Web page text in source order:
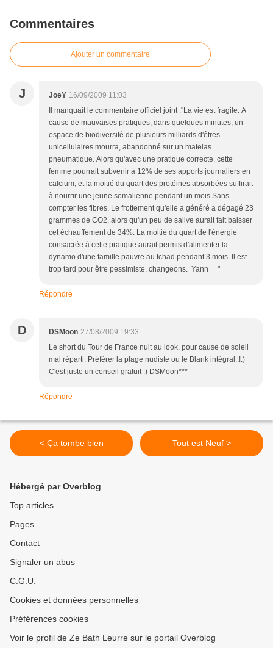
Commentaires
Ajouter un commentaire
J JoeY 16/09/2009 11:03
Il manquait le commentaire officiel joint :"La vie est fragile. A
cause de mauvaises pratiques, dans quelques minutes, un
espace de biodiversité de plusieurs milliards d'êtres
unicellulaires mourra, abandonné sur un matelas
pneumatique. Alors qu'avec une pratique correcte, cette
femme pourrait subvenir à 12% de ses apports journaliers en
calcium, et la moitié du quart des protéines absorbées suffirait
à nourrir une jeune somalienne pendant un mois.Sans
compter les fibres. Le frottement qu'elle a généré a dégagé 23
grammes de CO2, alors qu'un peu de salive aurait fait baisser
cet échauffement de 34%. La moitié du quart de l'énergie
consacrée à cette pratique aurait permis d'alimenter la
dynamo d'une famille pauvre au tchad pendant 3 mois. Il est
trop tard pour être pessimiste. changeons. Yann "
Répondre
D DSMoon 27/08/2009 19:33
Le short du Tour de France nuit au look, pour cause de soleil
mal réparti: Préférer la plage nudiste ou le Blank intégral..!:)
C'est juste un conseil gratuit :) DSMoon***
Répondre
< Ça tombe bien Tout est Neuf >
Hébergé par Overblog
Top articles
Pages
Contact
Signaler un abus
C.G.U.
Cookies et données personnelles
Préférences cookies
Voir le profil de Ze Bath Leurre sur le portail Overblog